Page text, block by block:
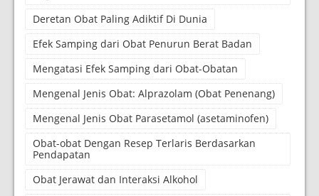
Deretan Obat Paling Adiktif Di Dunia
Efek Samping dari Obat Penurun Berat Badan
Mengatasi Efek Samping dari Obat-Obatan
Mengenal Jenis Obat: Alprazolam (Obat Penenang)
Mengenal Jenis Obat Parasetamol (asetaminofen)
Obat-obat Dengan Resep Terlaris Berdasarkan
Pendapatan
Obat Jerawat dan Interaksi Alkohol